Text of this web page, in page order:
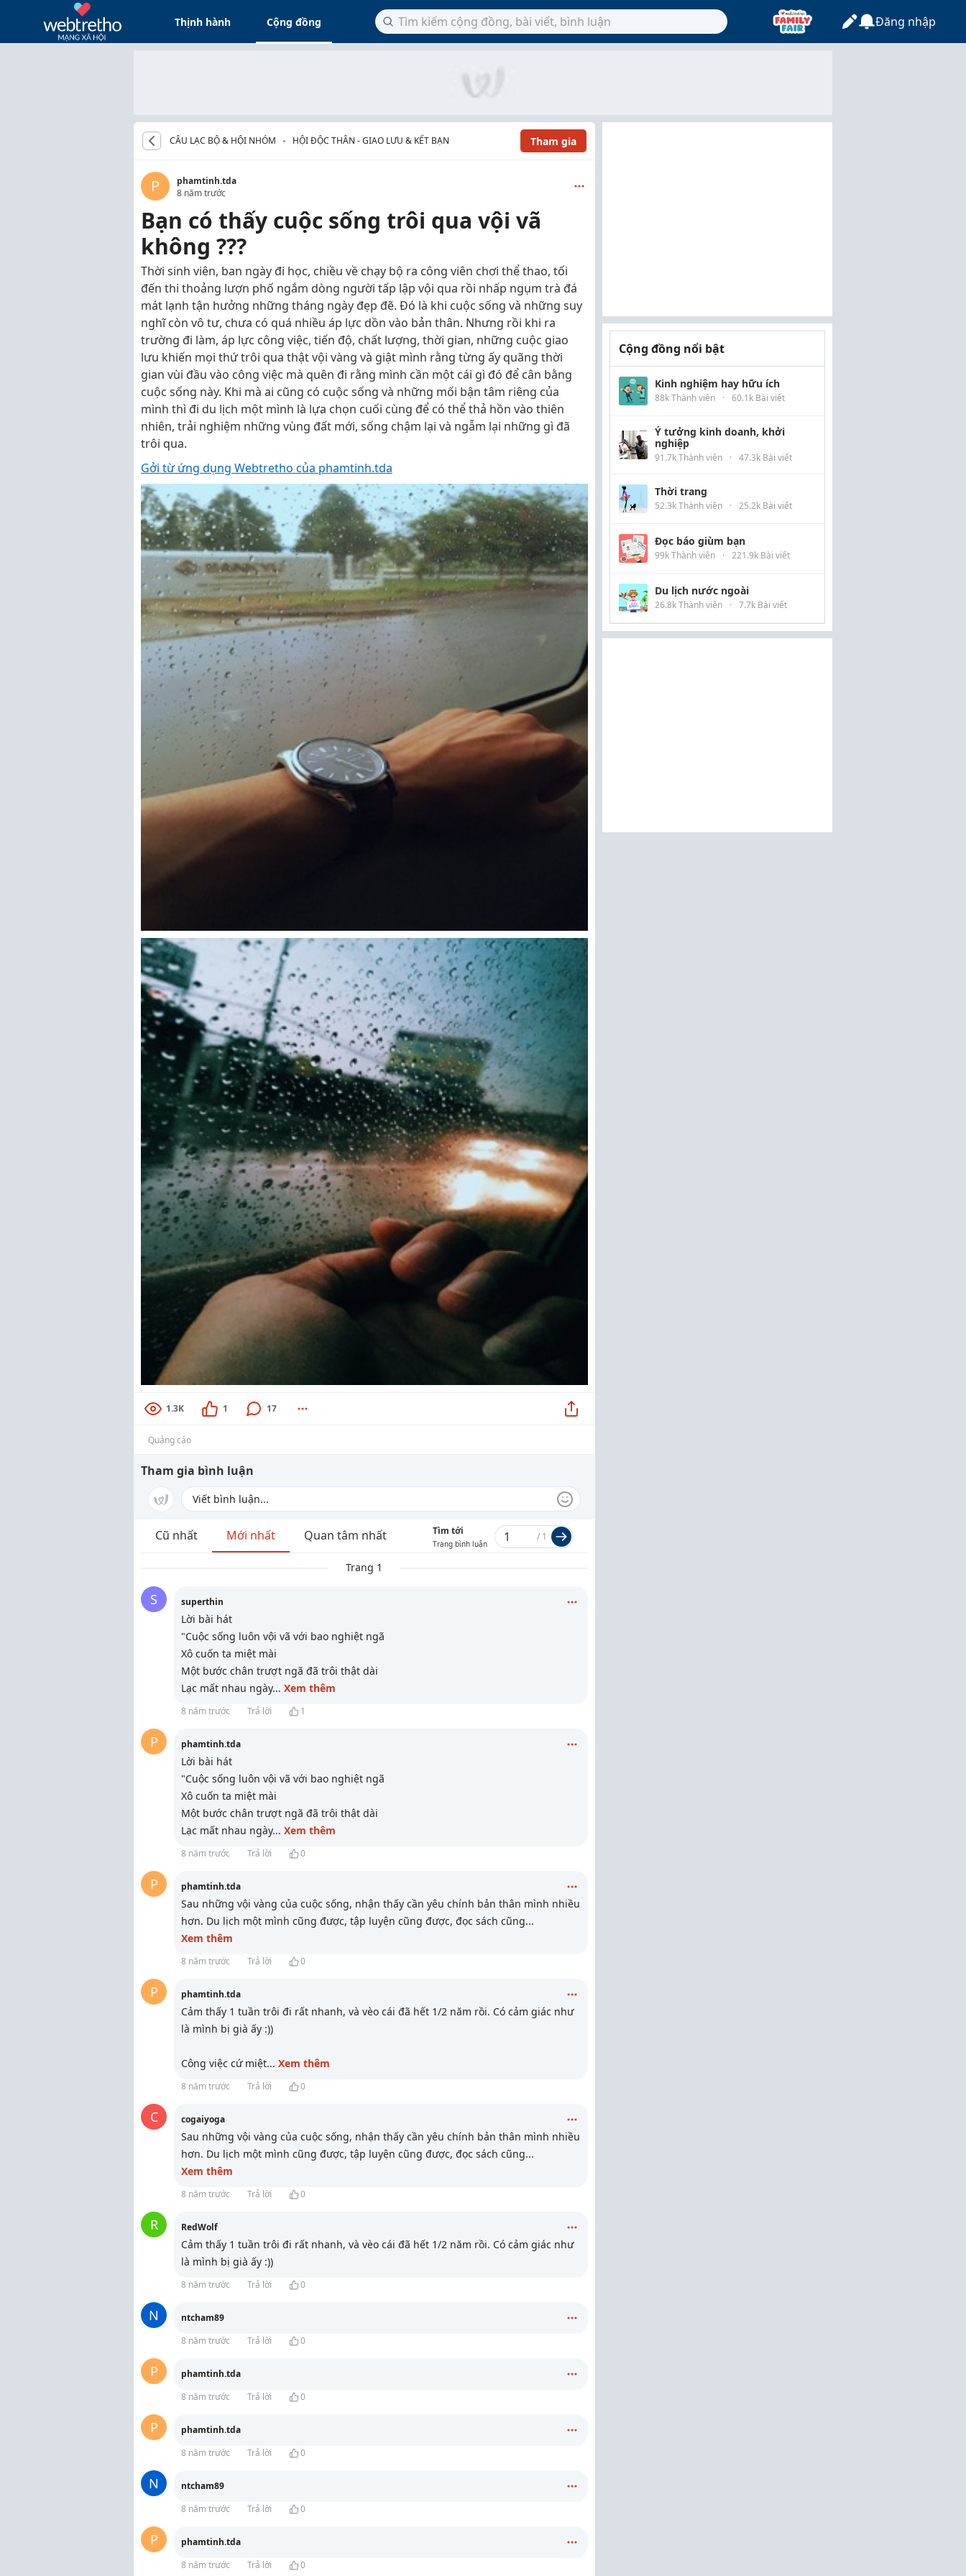
Thịnh hành Cộng đồng Đăng nhập
CÂU LẠC BỘ & HỘI NHÓM HỘI ĐỘC THÂN - GIAO LƯU & KẾT BẠN Tham gia
P
phamtinh.tda
8 năm trước
Bạn có thấy cuộc sống trôi qua vội vã
không ???
Thời sinh viên, ban ngày đi học, chiều về chạy bộ ra công viên chơi thể thao, tối
đến thi thoảng lượn phố ngắm dòng người tấp lập vội qua rồi nhấp ngụm trà đá
mát lạnh tận hưởng những tháng ngày đẹp đẽ. Đó là khi cuộc sống và những suy
nghĩ còn vô tư, chưa có quá nhiều áp lực dồn vào bản thân. Nhưng rồi khi ra
trường đi làm, áp lực công việc, tiến độ, chất lượng, thời gian, những cuộc giao
lưu khiến mọi thứ trôi qua thật vội vàng và giật mình rằng từng ấy quãng thời
gian vùi đầu vào công việc mà quên đi rằng mình cần một cái gì đó để cân bằng
cuộc sống này. Khi mà ai cũng có cuộc sống và những mối bận tâm riêng của
mình thì đi du lịch một mình là lựa chọn cuối cùng để có thể thả hồn vào thiên
nhiên, trải nghiệm những vùng đất mới, sống chậm lại và ngẫm lại những gì đã
trôi qua.
Gởi từ ứng dụng Webtretho của phamtinh.tda
1.3K 1 17
Quảng cáo
Tham gia bình luận
Cũ nhất Mới nhất Quan tâm nhất Tìm tới
Trang bình luận
/ 1
Trang 1
S superthin
Lời bài hát
"Cuộc sống luôn vội vã với bao nghiệt ngã
Xô cuốn ta miệt mài
Một bước chân trượt ngã đã trôi thật dài
Lạc mất nhau ngày... Xem thêm
8 năm trước Trả lời 1
P phamtinh.tda
Lời bài hát
"Cuộc sống luôn vội vã với bao nghiệt ngã
Xô cuốn ta miệt mài
Một bước chân trượt ngã đã trôi thật dài
Lạc mất nhau ngày... Xem thêm
8 năm trước Trả lời 0
P phamtinh.tda
Sau những vội vàng của cuộc sống, nhận thấy cần yêu chính bản thân mình nhiều
hơn. Du lịch một mình cũng được, tập luyện cũng được, đọc sách cũng...
Xem thêm
8 năm trước Trả lời 0
P phamtinh.tda
Cảm thấy 1 tuần trôi đi rất nhanh, và vèo cái đã hết 1/2 năm rồi. Có cảm giác như
là mình bị già ấy :))
Công việc cứ miệt... Xem thêm
8 năm trước Trả lời 0
C cogaiyoga
Sau những vội vàng của cuộc sống, nhận thấy cần yêu chính bản thân mình nhiều
hơn. Du lịch một mình cũng được, tập luyện cũng được, đọc sách cũng...
Xem thêm
8 năm trước Trả lời 0
R RedWolf
Cảm thấy 1 tuần trôi đi rất nhanh, và vèo cái đã hết 1/2 năm rồi. Có cảm giác như
là mình bị già ấy :))
8 năm trước Trả lời 0
N
ntcham89
8 năm trước
Trả lời 0
P
phamtinh.tda
8 năm trước
Trả lời 0
P
phamtinh.tda
8 năm trước
Trả lời 0
N
ntcham89
8 năm trước
Trả lời 0
P
phamtinh.tda
8 năm trước
Trả lời 0
Cộng đồng nổi bật
Kinh nghiệm hay hữu ích
88k Thành viên · 60.1k Bài viết
Ý tưởng kinh doanh, khởi
nghiệp
91.7k Thành viên · 47.3k Bài viết
Thời trang
52.3k Thành viên · 25.2k Bài viết
Đọc báo giùm bạn
99k Thành viên · 221.9k Bài viết
Du lịch nước ngoài
26.8k Thành viên · 7.7k Bài viết